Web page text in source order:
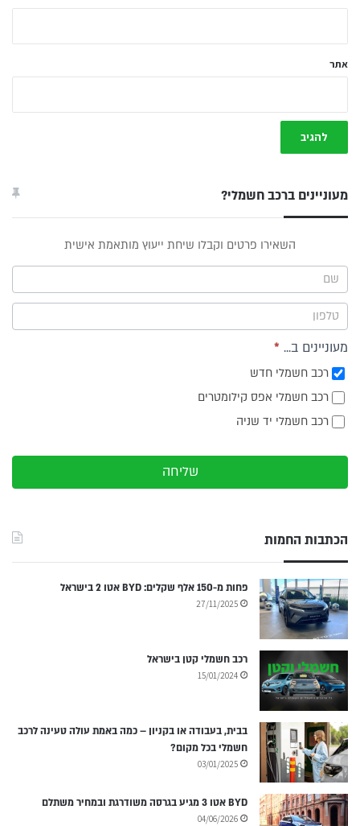
אתר
מעוניינים ברכב חשמלי?
תפריט
צד
השאירו פרטים וקבלו שיחת ייעוץ מותאמת אישית
מעוניינים ב... *
רכב חשמלי חדש
רכב חשמלי אפס קילומטרים
רכב חשמלי יד שניה
שליחה
הכתבות החמות
פחות מ-150 אלף שקלים: BYD אטו 2 בישראל
27/11/2025
רכב חשמלי קטן בישראל
15/01/2024
בבית, בעבודה או בקניון – כמה באמת עולה טעינה לרכב
חשמלי בכל מקום?
03/01/2025
BYD אטו 3 מגיע בגרסה משודרגת ובמחיר משתלם
04/06/2026